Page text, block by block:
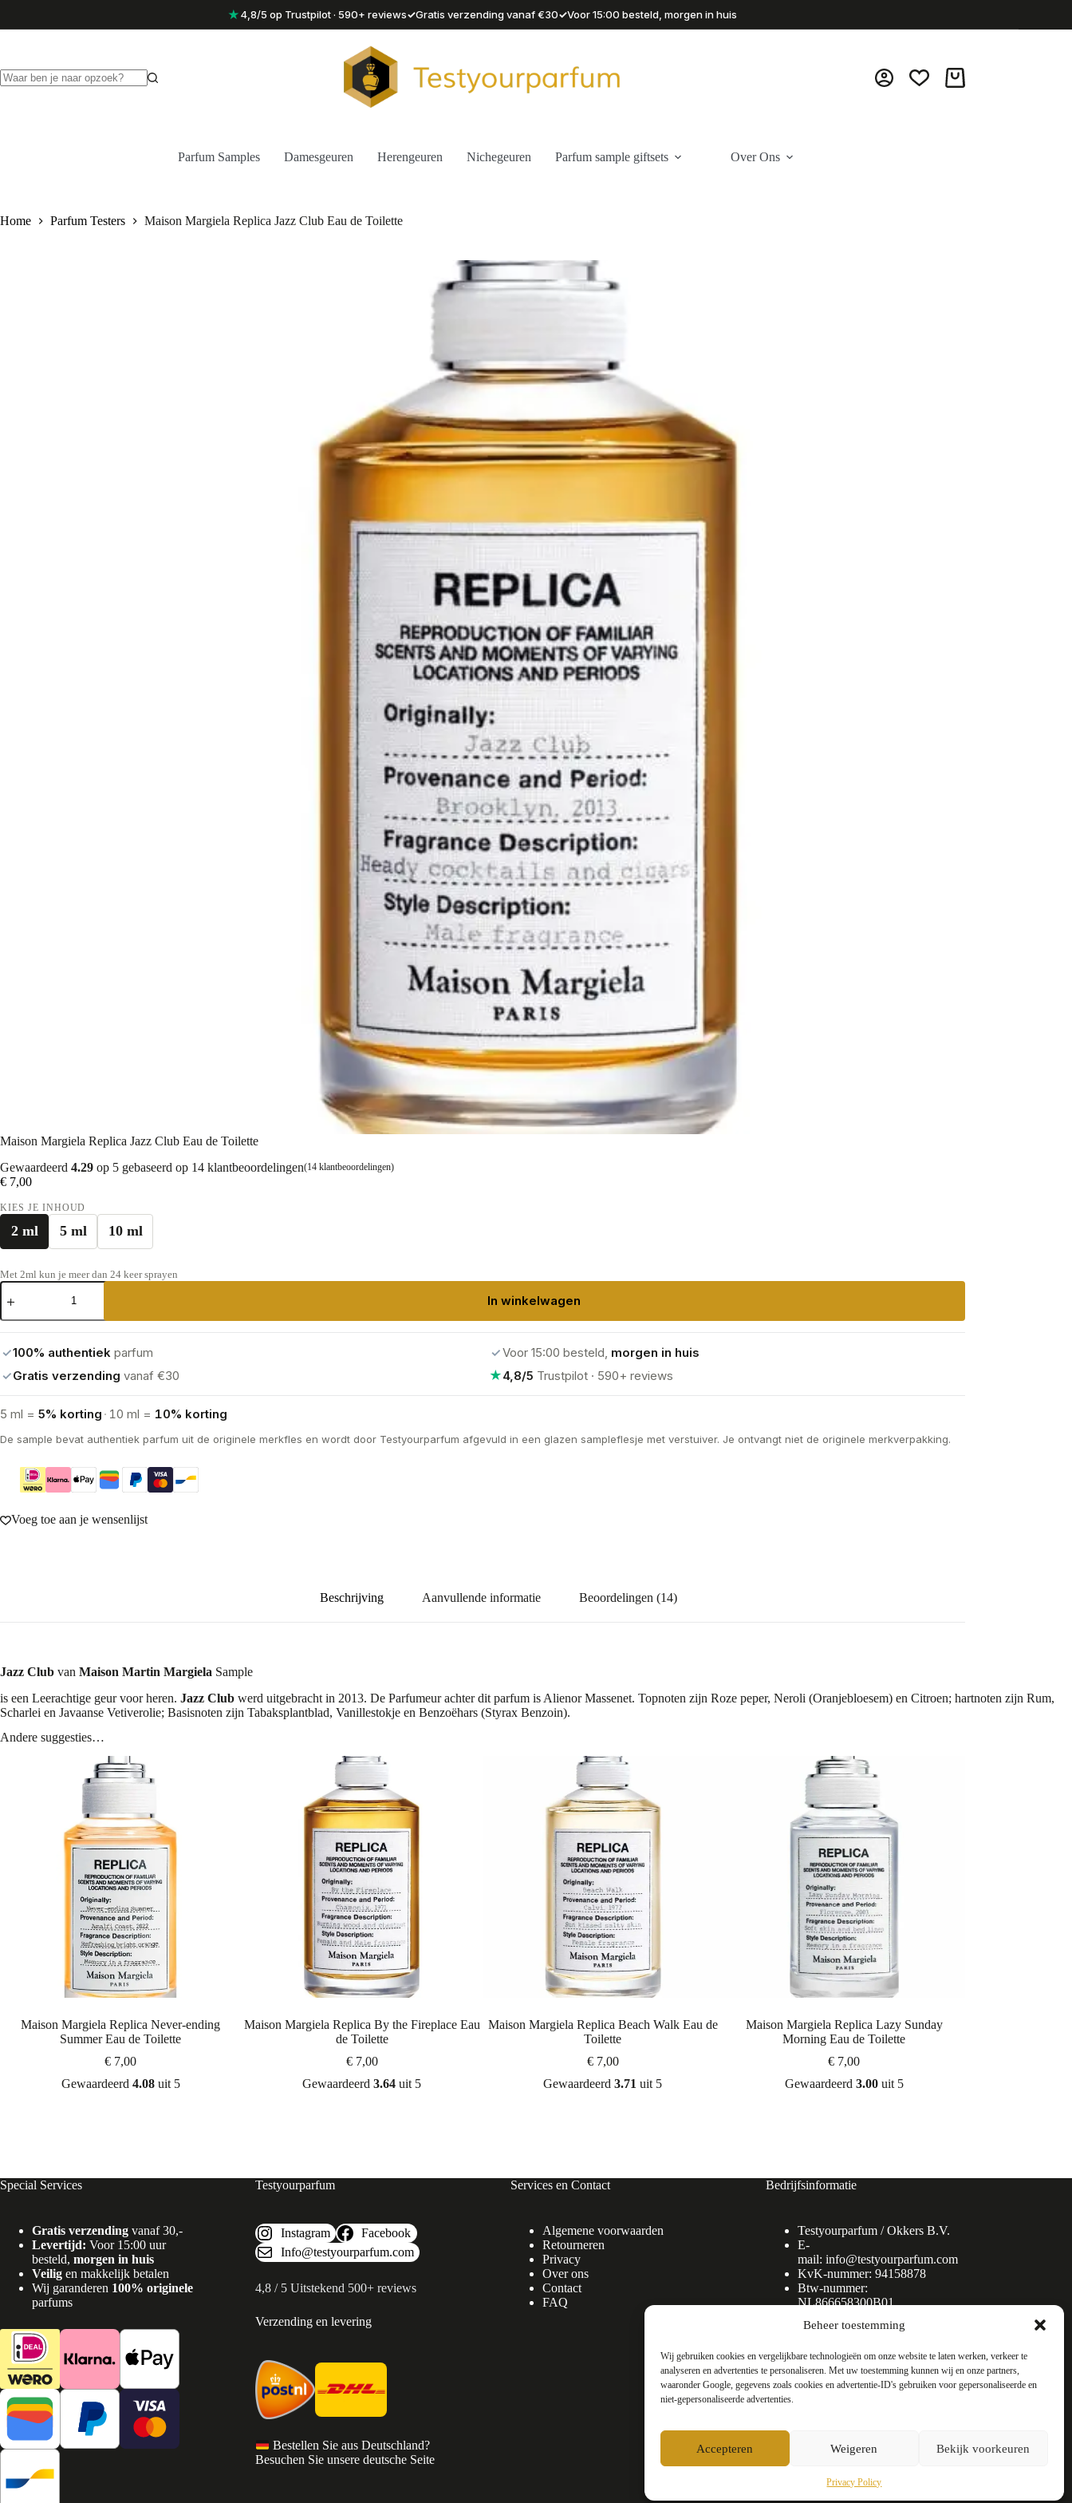
Beheer toestemming
Wij gebruiken cookies en vergelijkbare technologieën om onze website te laten werken, verkeer te
analyseren en advertenties te personaliseren. Met uw toestemming kunnen wij en onze partners,
waaronder Google, gegevens zoals cookies en advertentie-ID's gebruiken voor gepersonaliseerde en
niet-gepersonaliseerde advertenties.
Accepteren Weigeren Bekijk voorkeuren
Privacy Policy
★4,8/5 op Trustpilot · 590+ reviews✓Gratis verzending vanaf €30✓Voor 15:00 besteld, morgen in huis
Winkelwagen
Parfum Samples Damesgeuren Herengeuren Nichegeuren Parfum sample giftsets Over Ons
Home Parfum Testers Maison Margiela Replica Jazz Club Eau de Toilette
Maison Margiela Replica Jazz Club Eau de Toilette
Gewaardeerd 4.29 op 5 gebaseerd op 14 klantbeoordelingen(14 klantbeoordelingen)
€ 7,00
KIES JE INHOUD
2 ml 5 ml 10 ml
Met 2ml kun je meer dan 24 keer sprayen
Maison
Margiela
Eau
Toilette
aantal
In winkelwagen
✓100% authentiek parfum ✓Voor 15:00 besteld, morgen in huis
✓Gratis verzending vanaf €30 ★4,8/5 Trustpilot · 590+ reviews
5 ml = 5% korting · 10 ml = 10% korting
De sample bevat authentiek parfum uit de originele merkfles en wordt door Testyourparfum afgevuld in een glazen sampleflesje met verstuiver. Je ontvangt niet de originele merkverpakking.
Voeg toe aan je wensenlijst
Beschrijving Aanvullende informatie Beoordelingen (14)
Jazz Club van Maison Martin Margiela Sample
is een Leerachtige geur voor heren. Jazz Club werd uitgebracht in 2013. De Parfumeur achter dit parfum is Alienor Massenet. Topnoten zijn Roze peper, Neroli (Oranjebloesem) en Citroen; hartnoten zijn Rum,
Scharlei en Javaanse Vetiverolie; Basisnoten zijn Tabaksplantblad, Vanillestokje en Benzoëhars (Styrax Benzoin).
Andere suggesties…
Maison Margiela Replica Never-ending
Summer Eau de Toilette
€ 7,00
Gewaardeerd 4.08uit 5
Maison Margiela Replica By the Fireplace Eau
de Toilette
€7,00
Gewaardeerd3.64 uit 5
Maison Margiela Replica Beach Walk Eau de
Toilette
€7,00
Gewaardeerd3.71 uit 5
Maison Margiela Replica Lazy Sunday
Morning Eau de Toilette
€ 7,00
Gewaardeerd 3.00uit 5
Special Services
Gratis verzending vanaf 30,-
Levertijd: Voor 15:00 uur
besteld, morgen in huis
Veilig en makkelijk betalen
Wij garanderen 100% originele
parfums
Testyourparfum
Instagram
Facebook
Info@testyourparfum.com
4,8 / 5 Uitstekend 500+ reviews
Verzending en levering
Bestellen Sie aus Deutschland?
Besuchen Sie unsere deutsche Seite
Services en Contact
Algemene voorwaarden
Retourneren
Privacy
Over ons
Contact
FAQ
Bedrijfsinformatie
Testyourparfum /Okkers B.V.
E-
mail: info@testyourparfum.com
KvK-nummer: 94158878
Btw-nummer:
NL866658300B01